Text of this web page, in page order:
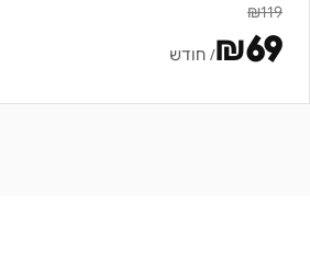
₪119
₪69 / חודש